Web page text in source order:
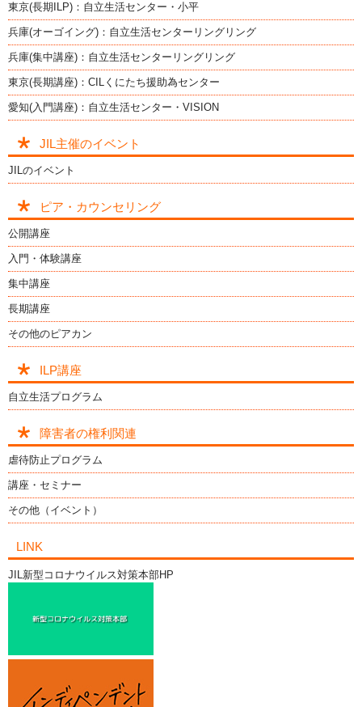
東京(長期ILP)：自立生活センター・小平
兵庫(オーゴイング)：自立生活センターリングリング
兵庫(集中講座)：自立生活センターリングリング
東京(長期講座)：CILくにたち援助為センター
愛知(入門講座)：自立生活センター・VISION
JIL主催のイベント
JILのイベント
ピア・カウンセリング
公開講座
入門・体験講座
集中講座
長期講座
その他のピアカン
ILP講座
自立生活プログラム
障害者の権利関連
虐待防止プログラム
講座・セミナー
その他（イベント）
LINK
JIL新型コロナウイルス対策本部HP